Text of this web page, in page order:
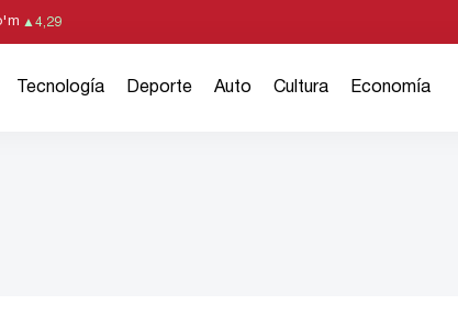
▲ 4,29
Tecnología Deporte Auto Cultura Economía